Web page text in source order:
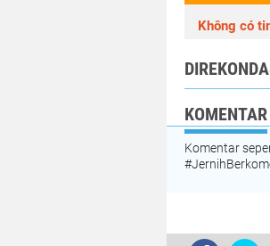
Không có
KOMENTAR
Komentar